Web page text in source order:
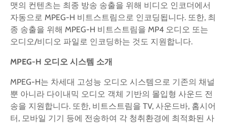
맷의 컨텐츠는 최종 방송 송출을 위해 비디오 인코더에서
자동으로 MPEG-H 비트스트림으로 인코딩됩니다. 또한, 최
종 송출을 위해 MPEG-H 비트스트림을 MP4 오디오 또는
오디오/비디오 파일로 인코딩하는 것도 지원합니다.
MPEG-H 오디오 시스템 소개
MPEG-H는 차세대 고성능 오디오 시스템으로 기존의 채널
뿐 아니라 다이내믹 오디오 객체 기반의 몰입형 사운드 전
송을 지원합니다. 또한, 비트스트림을 TV, 사운드바, 홈시어
터, 모바일 기기 등에 전송하여 각 청취환경에 최적화된 사